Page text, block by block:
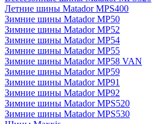
Летние шины Matador MPS400
Зимние шины Matador MP50
Зимние шины Matador MP52
Зимние шины Matador MP54
Зимние шины Matador MP55
Зимние шины Matador MP58 VAN
Зимние шины Matador MP59
Зимние шины Matador MP91
Зимние шины Matador MP92
Зимние шины Matador MPS520
Зимние шины Matador MPS530